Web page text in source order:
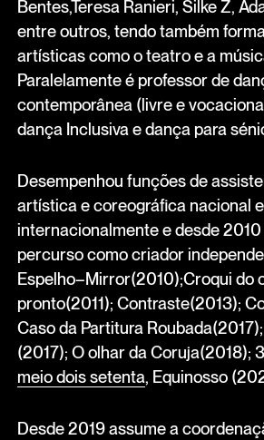
Bentes,Teresa Ranieri, Silke Z,
entre outros, tendo também
artísticas como o teatro e a
Paralelamente é professor de
contemporânea (livre e
dança Inclusiva e dança para
Desempenhou funções de
artística e coreográfica nacional e
internacionalmente e desde
percurso como criador
Espelho–Mirror(2010);Croqui do
pronto(2011); Contraste(2013);
Caso da Partitura
(2017); O olhar da Coruja(2018);
meio dois setenta, Equinosso
Desde 2019 assume a